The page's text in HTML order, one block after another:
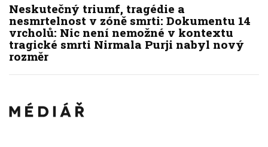
Neskutečný triumf, tragédie a
nesmrtelnost v zóně smrti: Dokumentu 14
vrcholů: Nic není nemožné v kontextu
tragické smrti Nirmala Purji nabyl nový
rozměr